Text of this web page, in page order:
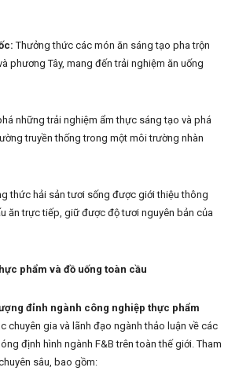
Thưởng thức các món ăn sáng tạo pha trộn
phương Tây, mang đến trải nghiệm ăn uống
những trải nghiệm ẩm thực sáng tạo và phá
truyền thống trong một môi trường nhàn
thức hải sản tươi sống được giới thiệu thông
ăn trực tiếp, giữ được độ tươi nguyên bản của
phẩm và đồ uống toàn cầu
đỉnh ngành công nghiệp thực phẩm
chuyên gia và lãnh đạo ngành thảo luận về các
định hình ngành F&B trên toàn thế giới. Tham
sâu, bao gồm: